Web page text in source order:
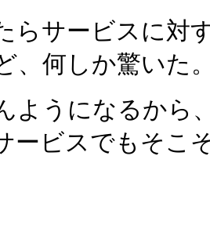
サービスに対
、何しか驚いた
ようになるから
ービスでもそこ